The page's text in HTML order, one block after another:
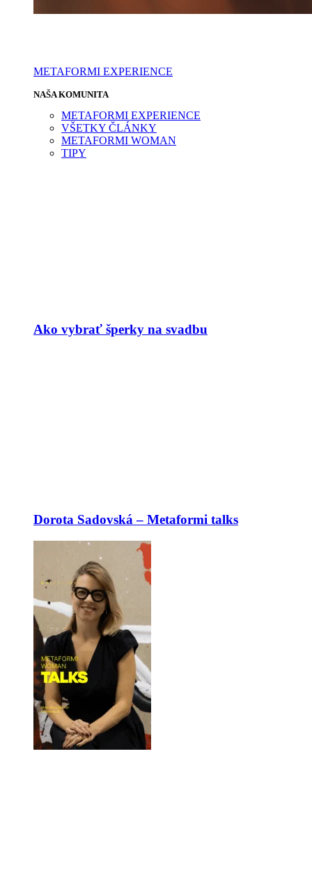
METAFORMI EXPERIENCE
NAŠA KOMUNITA
METAFORMI EXPERIENCE
VŠETKY ČLÁNKY
METAFORMI WOMAN
TIPY
Ako vybrať šperky na svadbu
Dorota Sadovská – Metaformi talks